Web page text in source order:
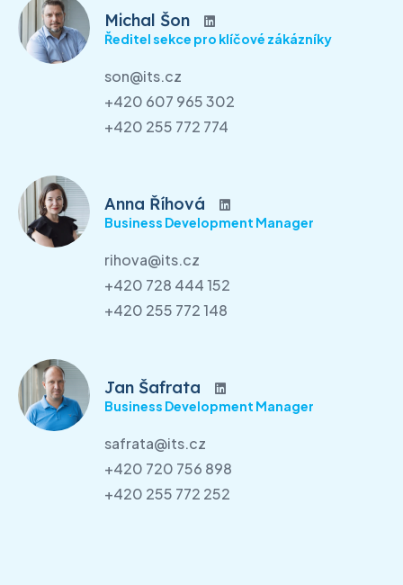
Michal Šon
Ředitel sekce pro klíčové zákázníky
son@its.cz
+420 607 965 302
+420 255 772 774
Anna Říhová
Business Development Manager
rihova@its.cz
+420 728 444 152
+420 255 772 148
Jan Šafrata
Business Development Manager
safrata@its.cz
+420 720 756 898
+420 255 772 252